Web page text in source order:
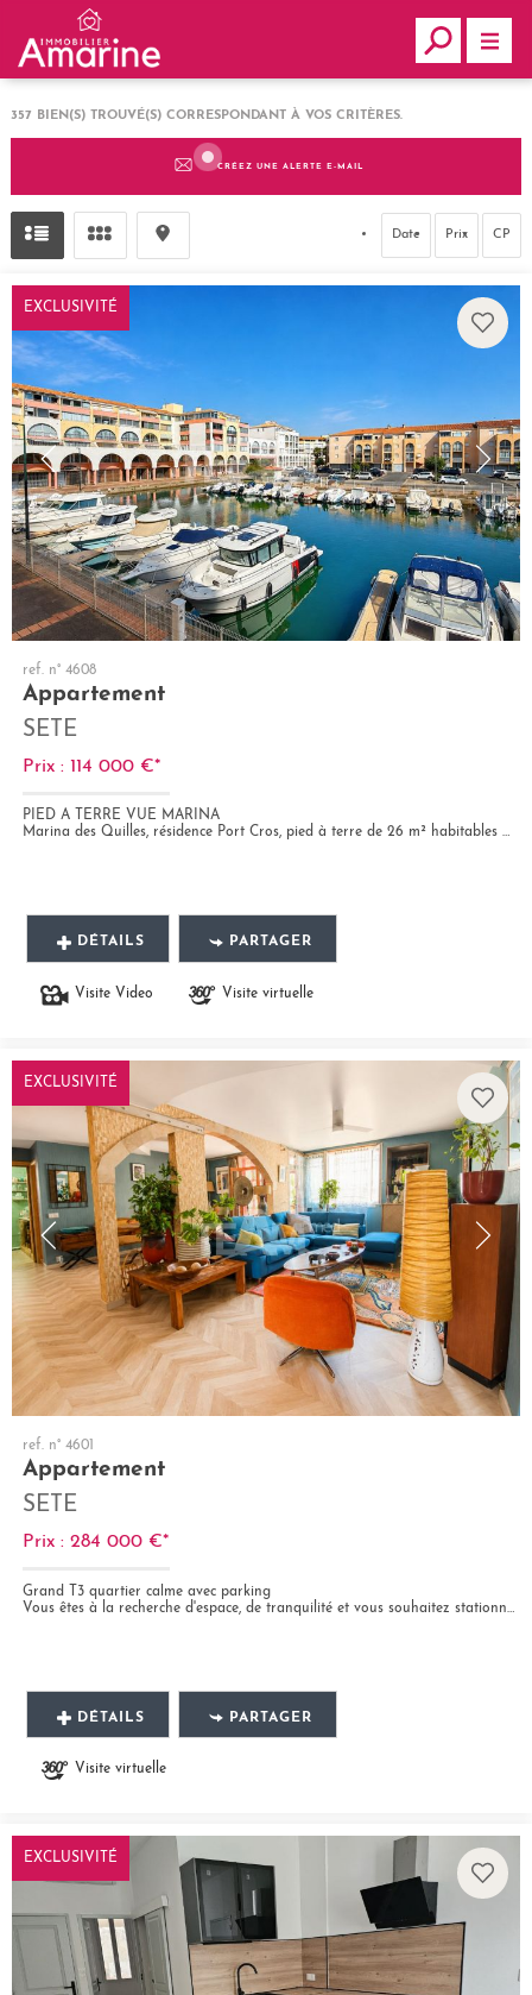
357 BIEN(S) TROUVÉ(S) CORRESPONDANT À VOS CRITÈRES.
CRÉEZ UNE ALERTE E-MAIL
Date Prix CP
EXCLUSIVITÉ
ref. n° 4608
Appartement
SETE
Prix : 114 000 €*
PIED A TERRE VUE MARINA
Marina des Quilles, résidence Port Cros, pied à terre de 26 m² habitables au 1er étage avec ascenseur. Loggia vitrée de...
DÉTAILS PARTAGER
Visite Video Visite virtuelle
EXCLUSIVITÉ
ref. n° 4601
Appartement
SETE
Prix : 284 000 €*
Grand T3 quartier calme avec parking
Vous êtes à la recherche d'espace, de tranquilité et vous souhaitez stationner votre véhicule facilement ? Ce très joli...
DÉTAILS PARTAGER
Visite virtuelle
EXCLUSIVITÉ